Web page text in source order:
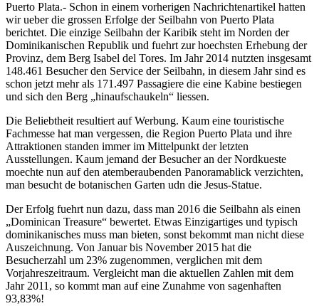
Puerto Plata.- Schon in einem vorherigen Nachrichtenartikel hatten
wir ueber die grossen Erfolge der Seilbahn von Puerto Plata
berichtet. Die einzige Seilbahn der Karibik steht im Norden der
Dominikanischen Republik und fuehrt zur hoechsten Erhebung der
Provinz, dem Berg Isabel del Tores. Im Jahr 2014 nutzten insgesamt
148.461 Besucher den Service der Seilbahn, in diesem Jahr sind es
schon jetzt mehr als 171.497 Passagiere die eine Kabine bestiegen
und sich den Berg „hinaufschaukeln“ liessen.
Die Beliebtheit resultiert auf Werbung. Kaum eine touristische
Fachmesse hat man vergessen, die Region Puerto Plata und ihre
Attraktionen standen immer im Mittelpunkt der letzten
Ausstellungen. Kaum jemand der Besucher an der Nordkueste
moechte nun auf den atemberaubenden Panoramablick verzichten,
man besucht de botanischen Garten udn die Jesus-Statue.
Der Erfolg fuehrt nun dazu, dass man 2016 die Seilbahn als einen
„Dominican Treasure“ bewertet. Etwas Einzigartiges und typisch
dominikanisches muss man bieten, sonst bekommt man nicht diese
Auszeichnung. Von Januar bis November 2015 hat die
Besucherzahl um 23% zugenommen, verglichen mit dem
Vorjahreszeitraum. Vergleicht man die aktuellen Zahlen mit dem
Jahr 2011, so kommt man auf eine Zunahme von sagenhaften
93,83%!